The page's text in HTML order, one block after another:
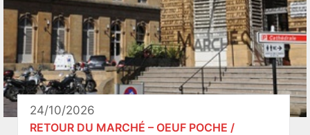
24/10/2026
RETOUR DU MARCHÉ – OEUF POCHE /